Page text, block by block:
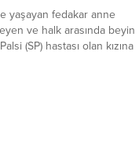
yaşayan fedakar anne
ve halk arasında beyin
(SP) hastası olan kızına